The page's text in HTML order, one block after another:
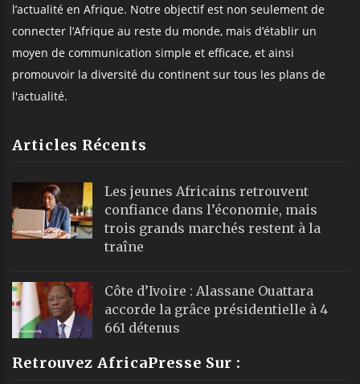
l’actualité en Afrique. Notre objectif est non seulement de
connecter l’Afrique au reste du monde, mais d’établir un
moyen de communication simple et efficace, et ainsi
promouvoir la diversité du continent sur tous les plans de
l'actualité.
Articles Récents
Les jeunes Africains retrouvent
confiance dans l’économie, mais
trois grands marchés restent à la
traîne
Côte d’Ivoire : Alassane Ouattara
accorde la grâce présidentielle à 4
661 détenus
Retrouvez AfricaPresse Sur :